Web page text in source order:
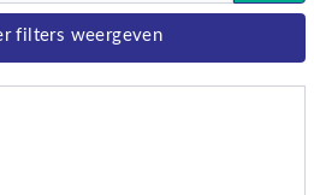
filters weergeven